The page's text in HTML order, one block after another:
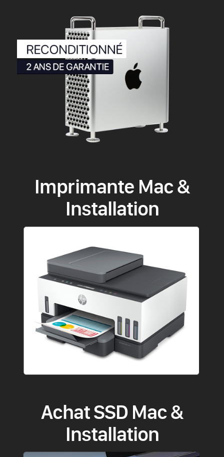
Imprimante Mac &
Installation
Achat SSD Mac &
Installation